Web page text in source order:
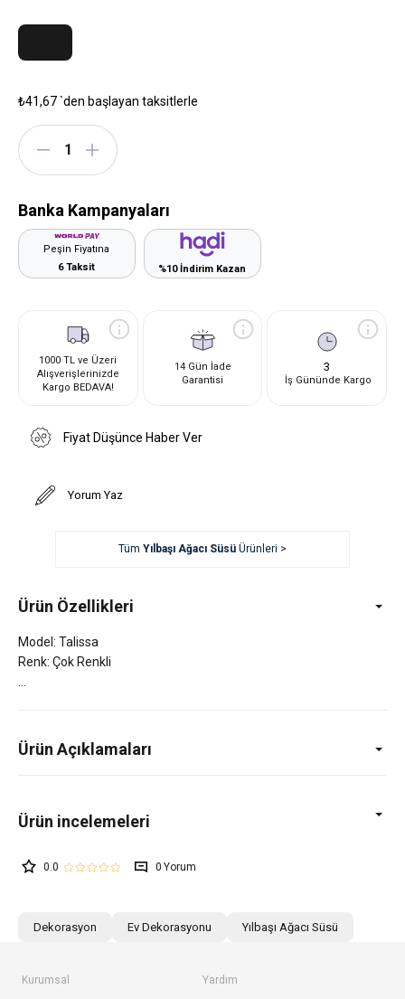
₺41,67`den başlayan taksitlerle
Banka Kampanyaları
Peşin Fiyatına
6 Taksit
%10 İndirim Kazan
1000 TL ve Üzeri
Alışverişlerinizde
Kargo BEDAVA!
14 Gün İade
Garantisi
3
İş Gününde Kargo
Fiyat Düşünce Haber Ver
Yorum Yaz
Tüm Yılbaşı Ağacı SüsüÜrünleri >
Ürün Özellikleri
Model: Talissa
Renk: Çok Renkli
Ürün Açıklamaları
0.0 0
Dekorasyon Ev Dekorasyonu Yılbaşı Ağacı Süsü
Kurumsal Yardım